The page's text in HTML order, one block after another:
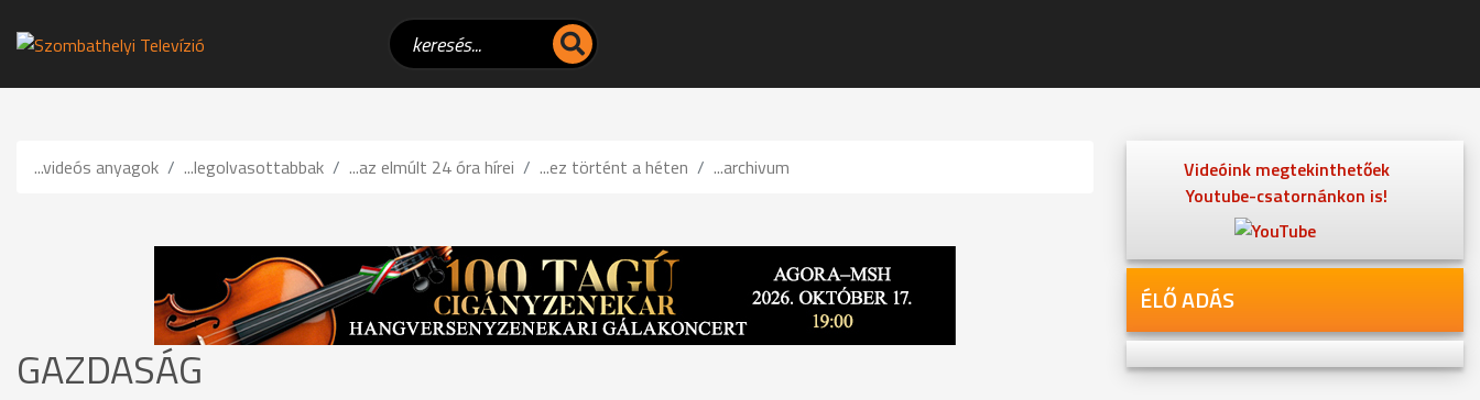
...videós anyagok ...legolvasottabbak ...az elmúlt 24 óra hírei ...ez történt a héten ...archivum
GAZDASÁG
Videóink megtekinthetőek
Youtube-csatornánkon is!
ÉLŐ ADÁS